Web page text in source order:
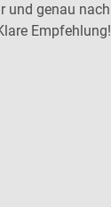
und genau nach
Empfehlung!